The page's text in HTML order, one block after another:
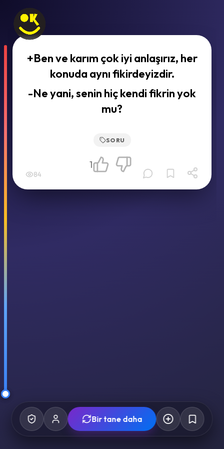
+Ben ve karım çok iyi anlaşırız, her
konuda aynı fikirdeyizdir.
-Ne yani, senin hiç kendi fikrin yok
mu?
SORU
84
1
Bir tane daha